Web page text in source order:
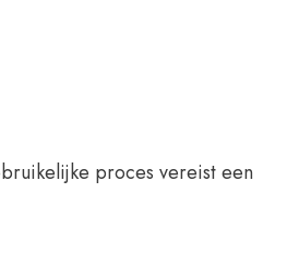
proces vereist een